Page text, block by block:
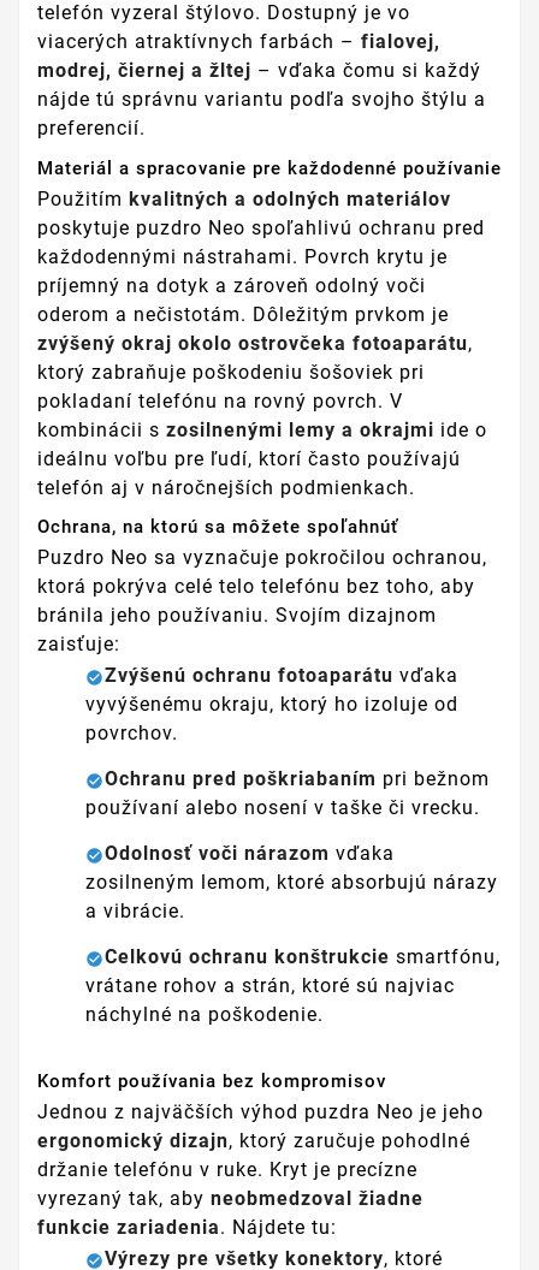
telefón vyzeral štýlovo. Dostupný je vo
viacerých atraktívnych farbách – fialovej,
modrej, čiernej a žltej – vďaka čomu si každý
nájde tú správnu variantu podľa svojho štýlu a
preferencií.
Materiál a spracovanie pre každodenné používanie
Použitím kvalitných a odolných materiálov
poskytuje puzdro Neo spoľahlivú ochranu pred
každodennými nástrahami. Povrch krytu je
príjemný na dotyk a zároveň odolný voči
oderom a nečistotám. Dôležitým prvkom je
zvýšený okraj okolo ostrovčeka fotoaparátu,
ktorý zabraňuje poškodeniu šošoviek pri
pokladaní telefónu na rovný povrch. V
kombinácii s zosilnenými lemy a okrajmi ide o
ideálnu voľbu pre ľudí, ktorí často používajú
telefón aj v náročnejších podmienkach.
Ochrana, na ktorú sa môžete spoľahnúť
Puzdro Neo sa vyznačuje pokročilou ochranou,
ktorá pokrýva celé telo telefónu bez toho, aby
bránila jeho používaniu. Svojím dizajnom
zaisťuje:
Zvýšenú ochranu fotoaparátu vďaka
vyvýšenému okraju, ktorý ho izoluje od
povrchov.
Ochranu pred poškriabaním pri bežnom
používaní alebo nosení v taške či vrecku.
Odolnosť voči nárazom vďaka
zosilneným lemom, ktoré absorbujú nárazy
a vibrácie.
Celkovú ochranu konštrukcie smartfónu,
vrátane rohov a strán, ktoré sú najviac
náchylné na poškodenie.
Komfort používania bez kompromisov
Jednou z najväčších výhod puzdra Neo je jeho
ergonomický dizajn, ktorý zaručuje pohodlné
držanie telefónu v ruke. Kryt je precízne
vyrezaný tak, aby neobmedzoval žiadne
funkcie zariadenia. Nájdete tu:
Výrezy pre všetky konektory, ktoré